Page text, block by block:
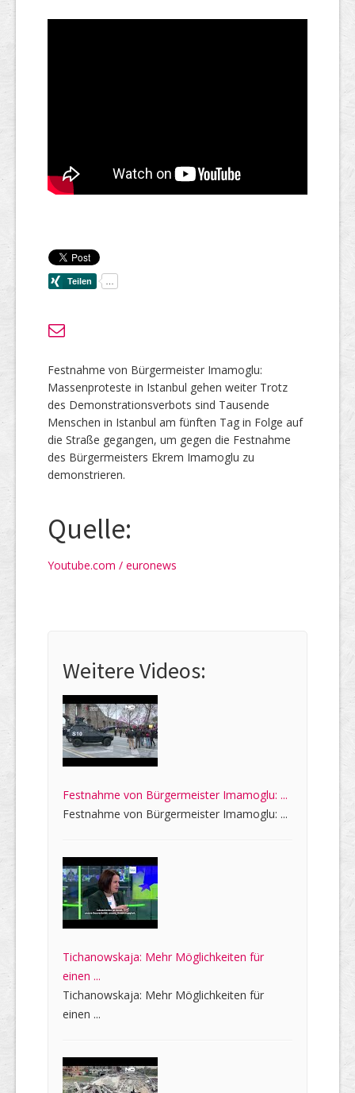
Festnahme von Bürgermeister Imamoglu:
Massenproteste in Istanbul gehen weiter Trotz
des Demonstrationsverbots sind Tausende
Menschen in Istanbul am fünften Tag in Folge auf
die Straße gegangen, um gegen die Festnahme
des Bürgermeisters Ekrem Imamoglu zu
demonstrieren.
Quelle:
Youtube.com / euronews
Weitere Videos:
Festnahme von Bürgermeister Imamoglu: ...
Festnahme von Bürgermeister Imamoglu: ...
Tichanowskaja: Mehr Möglichkeiten für
einen ...
Tichanowskaja: Mehr Möglichkeiten für
einen ...